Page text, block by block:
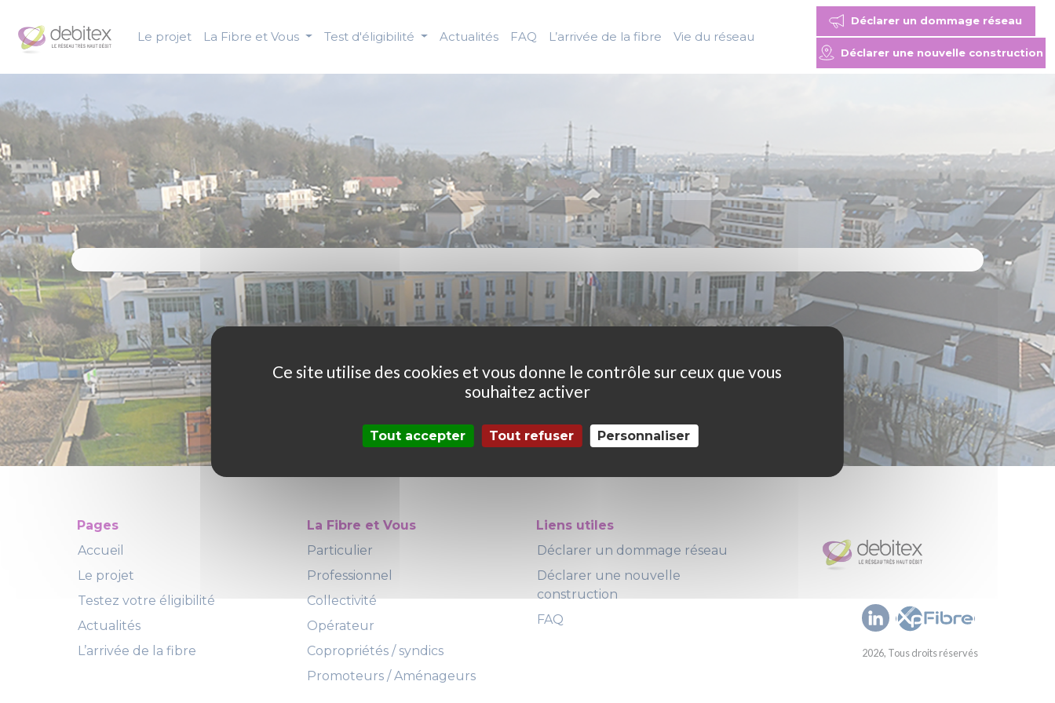
Le projet La Fibre et Vous Test d'éligibilité Actualités FAQ L’arrivée de la fibre Vie du réseau
Déclarer un dommage réseau
Déclarer une nouvelle construction
Pages
Accueil
Le projet
Testez votre éligibilité
Actualités
L’arrivée de la fibre
La Fibre et Vous
Particulier
Professionnel
Collectivité
Opérateur
Copropriétés / syndics
Promoteurs / Aménageurs
Liens utiles
Déclarer un dommage réseau
Déclarer une nouvelle
construction
FAQ
2026, Tous droits réservés
Ce site utilise des cookies et vous donne le contrôle sur ceux que vous
souhaitez activer
Tout accepter Tout refuser Personnaliser